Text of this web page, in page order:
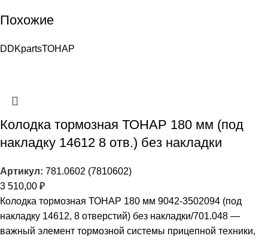
Похожие
DDKpartsТОНАР
Колодка тормозная ТОНАР 180 мм (под
накладку 14612 8 отв.) без накладки
Артикул: 781.0602 (7810602)
3 510,00 ₽
Колодка тормозная ТОНАР 180 мм 9042-3502094 (под
накладку 14612, 8 отверстий) без накладки/701.048 —
важный элемент тормозной системы прицепной техники,